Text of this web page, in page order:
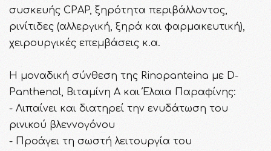
συσκευής CPAP, ξηρότητα περιβάλλοντος,
ρινίτιδες (αλλεργική, ξηρά και φαρμακευτική),
χειρουργικές επεμβάσεις κ.α.
Η μοναδική σύνθεση της Rinopanteina με D-
Panthenol, Βιταμίνη A και Έλαια Παραφίνης:
- Λιπαίνει και διατηρεί την ενυδάτωση του
ρινικού βλεννογόνου
- Προάγει τη σωστή λειτουργία του